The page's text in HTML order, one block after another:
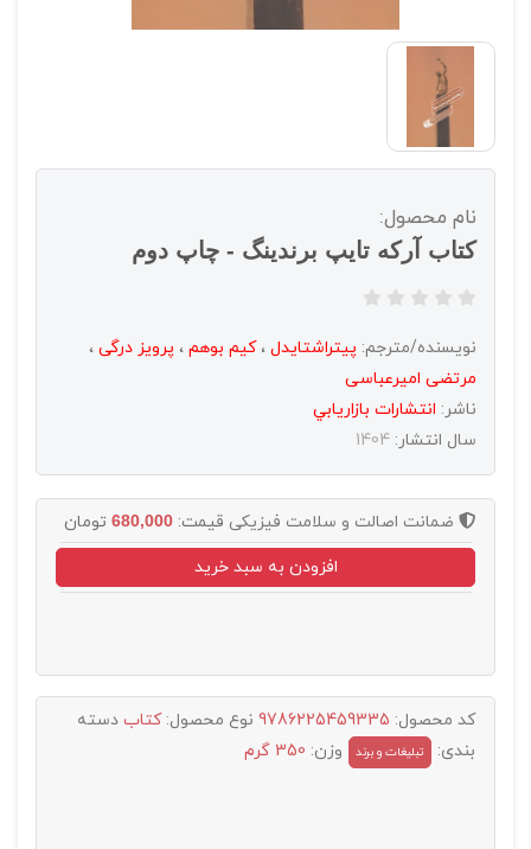
نام محصول:
کتاب آرکه تایپ برندینگ - چاپ دوم
نویسنده/مترجم: پیتراشتایدل ،کیم بوهم ، پرویز درگی ،
مرتضی امیرعباسی
ناشر: انتشارات بازاريابي
سال انتشار: 1404
ضمانت اصالت و سلامت فیزیکی قیمت: 680,000 تومان
افزودن به سبد خرید
کد محصول: 9786225459335 نوع محصول:کتاب دسته
بندی:
تبليغات و برند وزن: 350 گرم